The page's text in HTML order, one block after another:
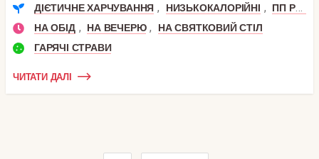
ДІЄТИЧНЕ ХАРЧУВАННЯ , НИЗЬКОКАЛОРІЙНІ ,
ПП РЕЦЕПТИ
НА ОБІД , НА ВЕЧЕРЮ ,
НА СВЯТКОВИЙ СТІЛ
ГАРЯЧІ СТРАВИ
ЧИТАТИ ДАЛІ